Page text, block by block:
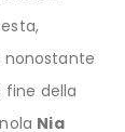
nonostante
fine della
Nia